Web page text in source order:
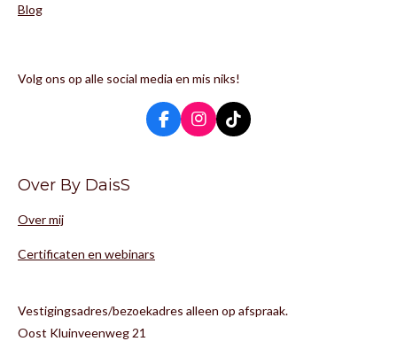
Blog
Volg ons op alle social media en mis niks!
F
a
I
n
T
i
Over By DaisS
Over mij
Certificaten en webinars
Vestigingsadres/bezoekadres alleen op afspraak.
Oost Kluinveenweg 21